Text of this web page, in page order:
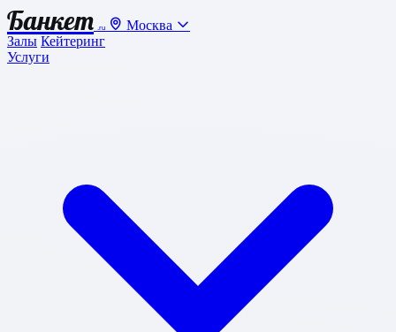
Банкет .ru
Москва
Залы Кейтеринг
Услуги